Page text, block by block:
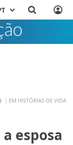
EM HISTÓRIAS DE VIDA
esposa